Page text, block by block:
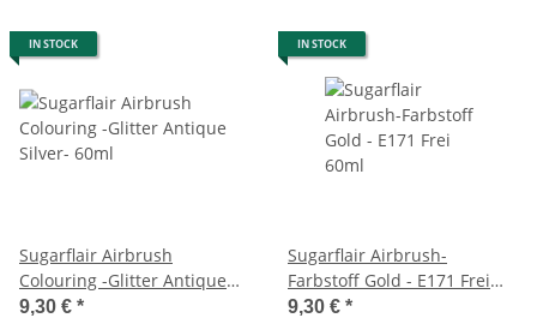
IN STOCK
Sugarflair Airbrush
Colouring -Glitter Antique
Silver- 60ml
9,30 € *
IN STOCK
Sugarflair Airbrush-
Farbstoff Gold - E171 Frei
60ml
9,30 € *